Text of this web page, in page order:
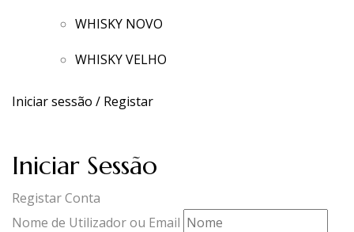
WHISKY NOVO
WHISKY VELHO
Iniciar sessão / Registar
Iniciar Sessão
Registar Conta
Nome de Utilizador ou Email